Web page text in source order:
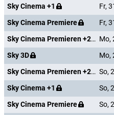
Sky Cinema +1
Fr,
Sky Cinema Premiere
Fr,
Sky Cinema Premieren +24 Mo,
Sky 3D
Mo,
Sky Cinema Premieren +24 So,
Sky Cinema +1
So,
Sky Cinema Premiere
So,